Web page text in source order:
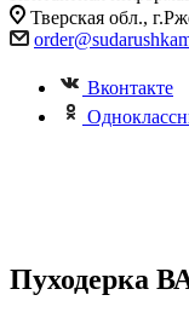
Тверская обл.,
Вконтакте
Пуходерка